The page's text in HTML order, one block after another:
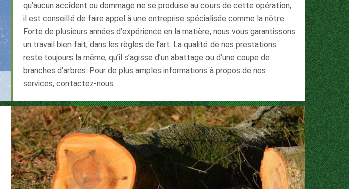
qu’aucun accident ou dommage ne se produise au cours de cette opération,
il est conseillé de faire appel à une entreprise spécialisée comme la nôtre.
Forte de plusieurs années d’expérience en la matière, nous vous garantissons
un travail bien fait, dans les règles de l’art. La qualité de nos prestations
reste toujours la même, qu’il s’agisse d’un abattage ou d’une coupe de
branches d’arbres. Pour de plus amples informations à propos de nos
services, contactez-nous.